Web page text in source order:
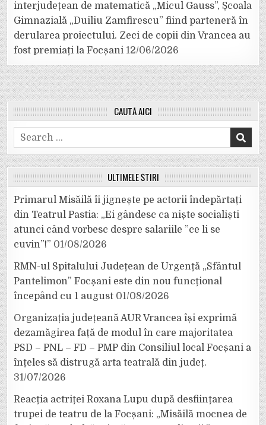
interjudețean de matematică „Micul Gauss”, Școala
Gimnazială „Duiliu Zamfirescu” fiind parteneră în
derularea proiectului. Zeci de copii din Vrancea au
fost premiați la Focșani 12/06/2026
CAUTĂ AICI
Search
for:
ULTIMELE ȘTIRI
Primarul Misăilă îi jignește pe actorii îndepărtați
din Teatrul Pastia: „Ei gândesc ca niște socialiști
atunci când vorbesc despre salariile ”ce li se
cuvin”!” 01/08/2026
RMN-ul Spitalului Județean de Urgență „Sfântul
Pantelimon” Focșani este din nou funcțional
începând cu 1 august 01/08/2026
Organizația județeană AUR Vrancea își exprimă
dezamăgirea față de modul în care majoritatea
PSD – PNL – FD – PMP din Consiliul local Focșani a
înțeles să distrugă arta teatrală din județ.
31/07/2026
Reacția actriței Roxana Lupu după desființarea
trupei de teatru de la Focșani: „Misăilă mocnea de